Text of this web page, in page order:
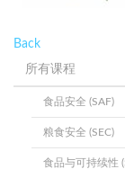
Back
所有课程
食品安全 (SAF)
粮食安全 (SEC)
食品与可持续性